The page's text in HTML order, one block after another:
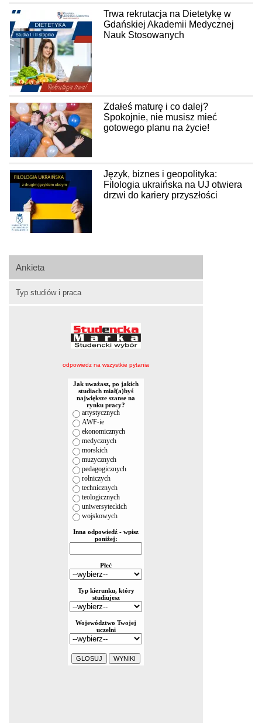
Ankieta
Typ studiów i praca
odpowiedz na wszystkie pytania
Trwa rekrutacja na Dietetykę w
Gdańskiej Akademii Medycznej
Nauk Stosowanych
Zdałeś maturę i co dalej?
Spokojnie, nie musisz mieć
gotowego planu na życie!
Język, biznes i geopolityka:
Filologia ukraińska na UJ otwiera
drzwi do kariery przyszłości